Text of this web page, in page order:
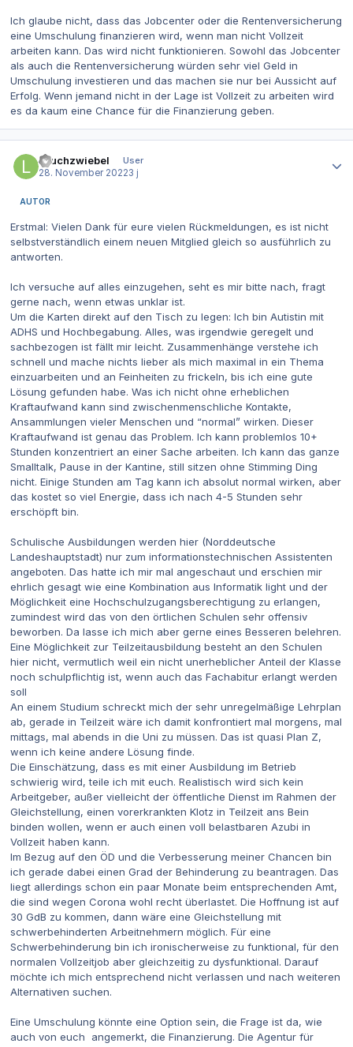
Ich glaube nicht, dass das Jobcenter oder die Rentenversicherung
eine Umschulung finanzieren wird, wenn man nicht Vollzeit
arbeiten kann. Das wird nicht funktionieren. Sowohl das Jobcenter
als auch die Rentenversicherung würden sehr viel Geld in
Umschulung investieren und das machen sie nur bei Aussicht auf
Erfolg. Wenn jemand nicht in der Lage ist Vollzeit zu arbeiten wird
es da kaum eine Chance für die Finanzierung geben.
Lauchzwiebel
User
28. November 20223 j
AUTOR
Erstmal: Vielen Dank für eure vielen Rückmeldungen, es ist nicht
selbstverständlich einem neuen Mitglied gleich so ausführlich zu
antworten.
Ich versuche auf alles einzugehen, seht es mir bitte nach, fragt
gerne nach, wenn etwas unklar ist.
Um die Karten direkt auf den Tisch zu legen: Ich bin Autistin mit
ADHS und Hochbegabung. Alles, was irgendwie geregelt und
sachbezogen ist fällt mir leicht. Zusammenhänge verstehe ich
schnell und mache nichts lieber als mich maximal in ein Thema
einzuarbeiten und an Feinheiten zu frickeln, bis ich eine gute
Lösung gefunden habe. Was ich nicht ohne erheblichen
Kraftaufwand kann sind zwischenmenschliche Kontakte,
Ansammlungen vieler Menschen und “normal” wirken. Dieser
Kraftaufwand ist genau das Problem. Ich kann problemlos 10+
Stunden konzentriert an einer Sache arbeiten. Ich kann das ganze
Smalltalk, Pause in der Kantine, still sitzen ohne Stimming Ding
nicht. Einige Stunden am Tag kann ich absolut normal wirken, aber
das kostet so viel Energie, dass ich nach 4-5 Stunden sehr
erschöpft bin.
Schulische Ausbildungen werden hier (Norddeutsche
Landeshauptstadt) nur zum informationstechnischen Assistenten
angeboten. Das hatte ich mir mal angeschaut und erschien mir
ehrlich gesagt wie eine Kombination aus Informatik light und der
Möglichkeit eine Hochschulzugangsberechtigung zu erlangen,
zumindest wird das von den örtlichen Schulen sehr offensiv
beworben. Da lasse ich mich aber gerne eines Besseren belehren.
Eine Möglichkeit zur Teilzeitausbildung besteht an den Schulen
hier nicht, vermutlich weil ein nicht unerheblicher Anteil der Klasse
noch schulpflichtig ist, wenn auch das Fachabitur erlangt werden
soll
An einem Studium schreckt mich der sehr unregelmäßige Lehrplan
ab, gerade in Teilzeit wäre ich damit konfrontiert mal morgens, mal
mittags, mal abends in die Uni zu müssen. Das ist quasi Plan Z,
wenn ich keine andere Lösung finde.
Die Einschätzung, dass es mit einer Ausbildung im Betrieb
schwierig wird, teile ich mit euch. Realistisch wird sich kein
Arbeitgeber, außer vielleicht der öffentliche Dienst im Rahmen der
Gleichstellung, einen vorerkrankten Klotz in Teilzeit ans Bein
binden wollen, wenn er auch einen voll belastbaren Azubi in
Vollzeit haben kann.
Im Bezug auf den ÖD und die Verbesserung meiner Chancen bin
ich gerade dabei einen Grad der Behinderung zu beantragen. Das
liegt allerdings schon ein paar Monate beim entsprechenden Amt,
die sind wegen Corona wohl recht überlastet. Die Hoffnung ist auf
30 GdB zu kommen, dann wäre eine Gleichstellung mit
schwerbehinderten Arbeitnehmern möglich. Für eine
Schwerbehinderung bin ich ironischerweise zu funktional, für den
normalen Vollzeitjob aber gleichzeitig zu dysfunktional. Darauf
möchte ich mich entsprechend nicht verlassen und nach weiteren
Alternativen suchen.
Eine Umschulung könnte eine Option sein, die Frage ist da, wie
auch von euch angemerkt, die Finanzierung. Die Agentur für